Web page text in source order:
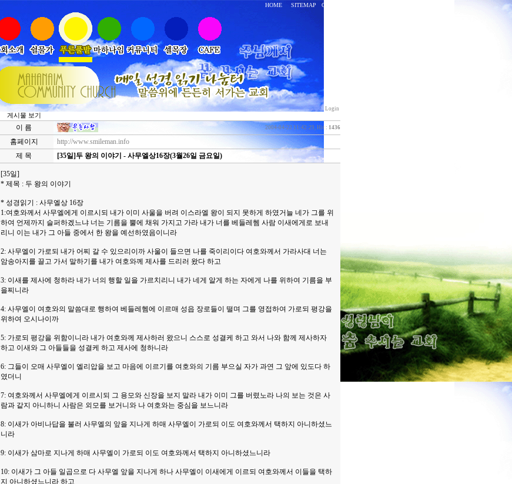
HOME SITEMAP CONTACT
Login
게시물 보기
이 름 2004-04-22 11:42:29, Hit : 1436
홈페이지
http://www.smileman.info
제 목
[35일]두 왕의 이야기 - 사무엘상16장(3월26일 금요일)
[35일]
* 제목 : 두 왕의 이야기
* 성경읽기 : 사무엘상 16장
1:여호와께서 사무엘에게 이르시되 내가 이미 사울을 버려 이스라엘 왕이 되지 못하게 하였거늘 네가 그를 위
하여 언제까지 슬퍼하겠느냐 너는 기름을 뿔에 채워 가지고 가라 내가 너를 베들레헴 사람 이새에게로 보내
리니 이는 내가 그 아들 중에서 한 왕을 예선하였음이니라
2: 사무엘이 가로되 내가 어찌 갈 수 있으리이까 사울이 들으면 나를 죽이리이다 여호와께서 가라사대 너는
암송아지를 끌고 가서 말하기를 내가 여호와께 제사를 드리러 왔다 하고
3: 이새를 제사에 청하라 내가 너의 행할 일을 가르치리니 내가 네게 알게 하는 자에게 나를 위하여 기름을 부
을찌니라
4: 사무엘이 여호와의 말씀대로 행하여 베들레헴에 이르매 성읍 장로들이 떨며 그를 영접하여 가로되 평강을
위하여 오시나이까
5: 가로되 평강을 위함이니라 내가 여호와께 제사하러 왔으니 스스로 성결케 하고 와서 나와 함께 제사하자
하고 이새와 그 아들들을 성결케 하고 제사에 청하니라
6: 그들이 오매 사무엘이 엘리압을 보고 마음에 이르기를 여호와의 기름 부으실 자가 과연 그 앞에 있도다 하
였더니
7: 여호와께서 사무엘에게 이르시되 그 용모와 신장을 보지 말라 내가 이미 그를 버렸노라 나의 보는 것은 사
람과 같지 아니하니 사람은 외모를 보거니와 나 여호와는 중심을 보느니라
8: 이새가 아비나답을 불러 사무엘의 앞을 지나게 하매 사무엘이 가로되 이도 여호와께서 택하지 아니하셨느
니라
9: 이새가 삼마로 지나게 하매 사무엘이 가로되 이도 여호와께서 택하지 아니하셨느니라
10: 이새가 그 아들 일곱으로 다 사무엘 앞을 지나게 하나 사무엘이 이새에게 이르되 여호와께서 이들을 택하
지 아니하셨느니라 하고